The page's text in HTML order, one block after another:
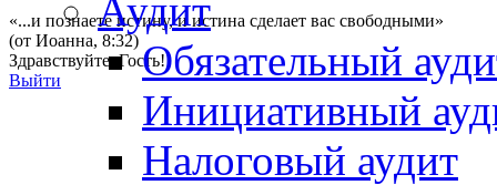
«...и познаете истину, и истина сделает вас свободными»
(от Иоанна, 8:32)
Здравствуйте,Гость!
Выйти
Аудит
Обязательный
Инициативный
Налоговый аудит